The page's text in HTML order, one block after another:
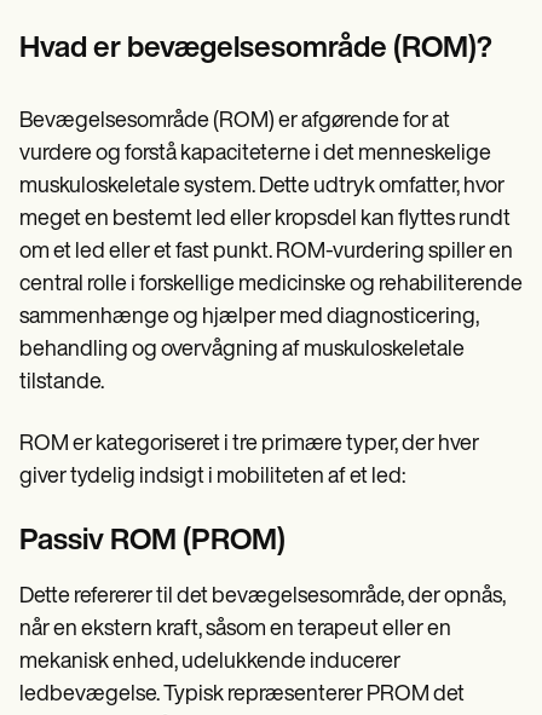
Demos
Switch to Carepatron
Become a Partner
Why Carepatron?
Login
Get started
Hvad er bevægelsesområde (ROM)?
Bevægelsesområde (ROM) er afgørende for at
vurdere og forstå kapaciteterne i det menneskelige
muskuloskeletale system. Dette udtryk omfatter, hvor
meget en bestemt led eller kropsdel kan flyttes rundt
om et led eller et fast punkt. ROM-vurdering spiller en
central rolle i forskellige medicinske og rehabiliterende
sammenhænge og hjælper med diagnosticering,
behandling og overvågning af muskuloskeletale
tilstande.
ROM er kategoriseret i tre primære typer, der hver
giver tydelig indsigt i mobiliteten af et led:
Passiv ROM (PROM)
Dette refererer til det bevægelsesområde, der opnås,
når en ekstern kraft, såsom en terapeut eller en
mekanisk enhed, udelukkende inducerer
ledbevægelse. Typisk repræsenterer PROM det